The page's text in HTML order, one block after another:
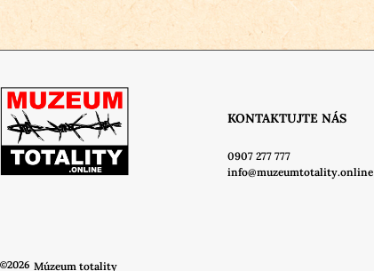
KONTAKTUJTE NÁS
0907 277 777
info@muzeumtotality.online
©2026 Múzeum totality